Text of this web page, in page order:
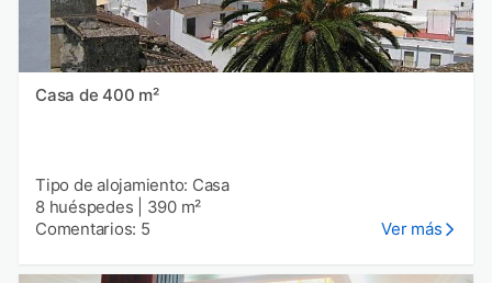
Casa de 400 m²
Tipo de alojamiento: Casa
8 huéspedes
390 m²
Comentarios: 5
Ver más